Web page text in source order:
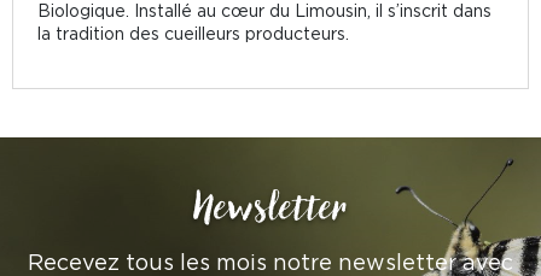
Biologique. Installé au cœur du Limousin, il s’inscrit dans
la tradition des cueilleurs producteurs.
Newsletter
Recevez tous les mois notre newsletter avec